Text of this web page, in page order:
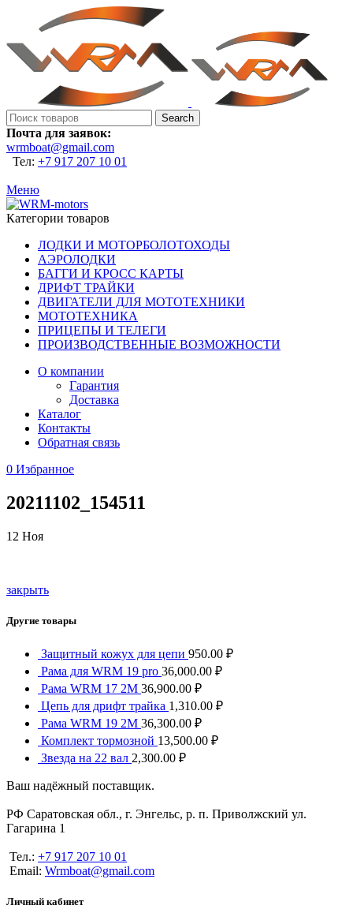
Search
Почта для заявок:
wrmboat@gmail.com
Тел: +7 917 207 10 01
Меню
Категории товаров
ЛОДКИ И МОТОРБОЛОТОХОДЫ
АЭРОЛОДКИ
БАГГИ И КРОСС КАРТЫ
ДРИФТ ТРАЙКИ
ДВИГАТЕЛИ ДЛЯ МОТОТЕХНИКИ
МОТОТЕХНИКА
ПРИЦЕПЫ И ТЕЛЕГИ
ПРОИЗВОДСТВЕННЫЕ ВОЗМОЖНОСТИ
О компании
Гарантия
Доставка
Каталог
Контакты
Обратная связь
0 Избранное
20211102_154511
12 Ноя
закрыть
Другие товары
Защитный кожух для цепи 950.00 ₽
Рама для WRM 19 pro 36,000.00 ₽
Рама WRM 17 2М 36,900.00 ₽
Цепь для дрифт трайка 1,310.00 ₽
Рама WRM 19 2М 36,300.00 ₽
Комплект тормозной 13,500.00 ₽
Звезда на 22 вал 2,300.00 ₽
Ваш надёжный поставщик.
РФ Саратовская обл., г. Энгельс, р. п. Приволжский ул.
Гагарина 1
Тел.: +7 917 207 10 01
Email: Wrmboat@gmail.com
Личный кабинет